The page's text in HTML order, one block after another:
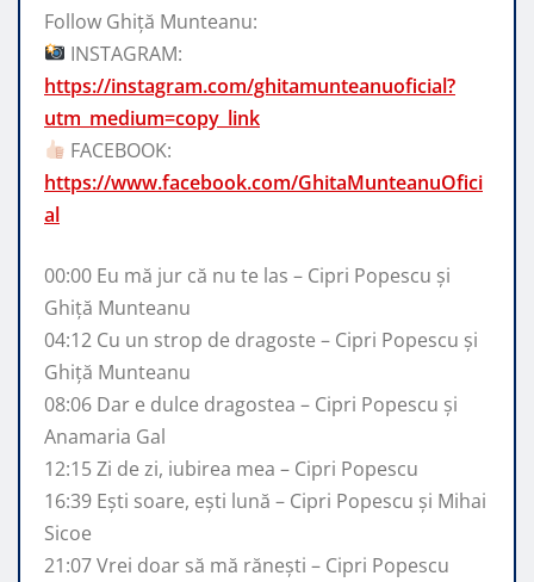
Follow Ghiţă Munteanu:
INSTAGRAM:
https://instagram.com/ghitamunteanuoficial?
utm_medium=copy_link
FACEBOOK:
https://www.facebook.com/GhitaMunteanuOfici
al
00:00 Eu mă jur că nu te las – Cipri Popescu şi
Ghiţă Munteanu
04:12 Cu un strop de dragoste – Cipri Popescu şi
Ghiţă Munteanu
08:06 Dar e dulce dragostea – Cipri Popescu şi
Anamaria Gal
12:15 Zi de zi, iubirea mea – Cipri Popescu
16:39 Eşti soare, eşti lună – Cipri Popescu şi Mihai
Sicoe
21:07 Vrei doar să mă răneşti – Cipri Popescu